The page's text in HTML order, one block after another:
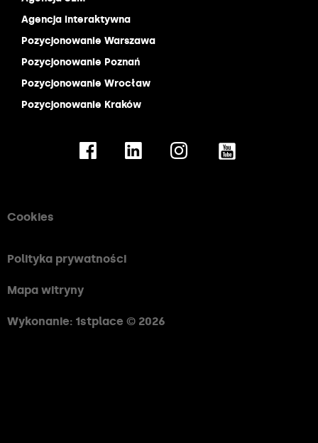
Agencja interaktywna
Pozycjonowanie Warszawa
Pozycjonowanie Poznań
Pozycjonowanie Wrocław
Pozycjonowanie Kraków
Cookies
Polityka prywatności
Mapa witryny
Wykonanie: 1stplace © 2026